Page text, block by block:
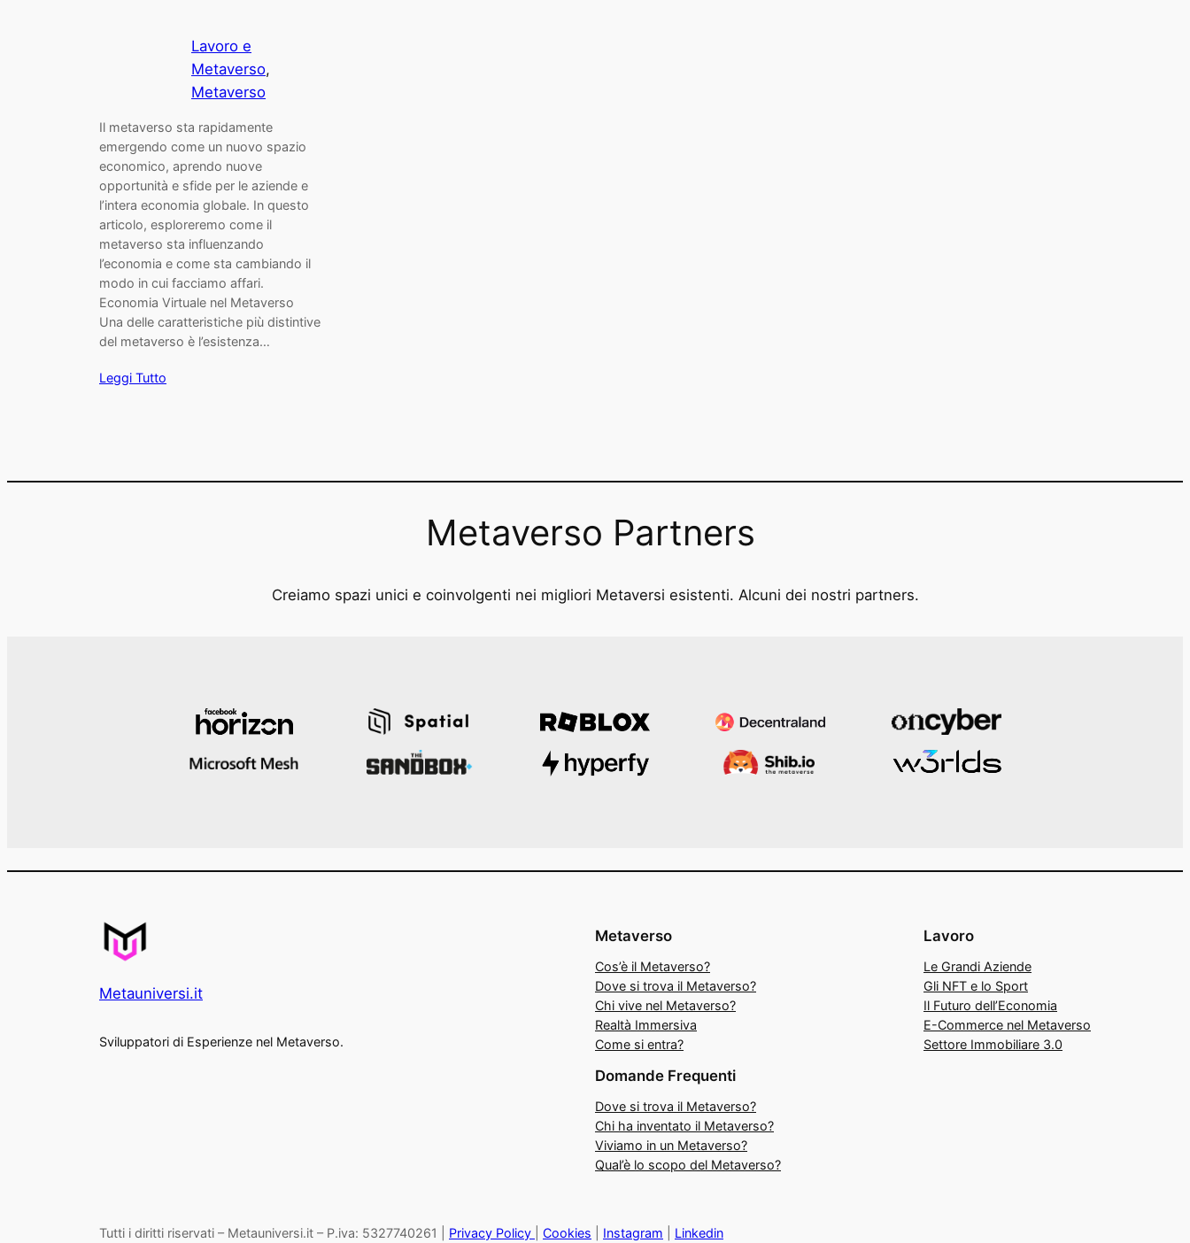
Lavoro e
Metaverso
Metaverso
Il metaverso sta rapidamente
emergendo come un nuovo spazio
economico, aprendo nuove
opportunità e sfide per le aziende e
l’intera economia globale. In questo
articolo, esploreremo come il
metaverso sta influenzando
l’economia e come sta cambiando il
modo in cui facciamo affari.
Economia Virtuale nel Metaverso
Una delle caratteristiche più distintive
del metaverso è l’esistenza…
Leggi Tutto
Metaverso Partners
Creiamo spazi unici e coinvolgenti nei migliori Metaversi esistenti. Alcuni dei nostri partners.
Metauniversi.it
Sviluppatori di Esperienze nel Metaverso.
Metaverso
Cos’è il Metaverso?
Dove si trova il Metaverso?
Chi vive nel Metaverso?
Realtà Immersiva
Come si entra?
Lavoro
Le Grandi Aziende
Gli NFT e lo Sport
Il Futuro dell’Economia
E-Commerce nel Metaverso
Settore Immobiliare 3.0
Domande Frequenti
Dove si trova il Metaverso?
Chi ha inventato il Metaverso?
Viviamo in un Metaverso?
Qual’è lo scopo del Metaverso?
Tutti i diritti riservati – Metauniversi.it – P.iva: 5327740261 | Privacy Policy Cookies Instagram Linkedin